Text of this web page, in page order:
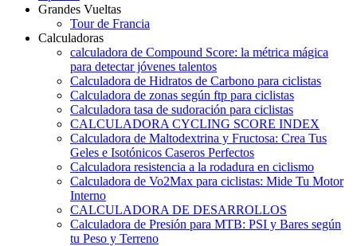
Grandes Vueltas
Tour de Francia
Calculadoras
calculadora de Compound Score: la métrica mágica
para detectar jóvenes talentos
Calculadora de Hidratos de Carbono para ciclistas
Calculadora de zonas según ftp para ciclistas
Calculadora tasa de sudoración para ciclistas
CALCULADORA CYCLING SCORE INDEX
Calculadora de Maltodextrina y Fructosa: Crea Tus
Geles e Isotónicos Caseros Perfectos
Calculadora resistencia a la rodadura en ciclismo
Calculadora de Vo2Max para ciclistas: Mide Tu Motor
Interno
CALCULADORA DE DESARROLLOS
Calculadora de Presión para MTB: PSI y Bares según
tu Peso y Terreno